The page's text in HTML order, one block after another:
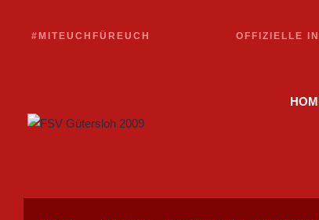
#MITEUCHFÜREUCH OFFIZIELLE